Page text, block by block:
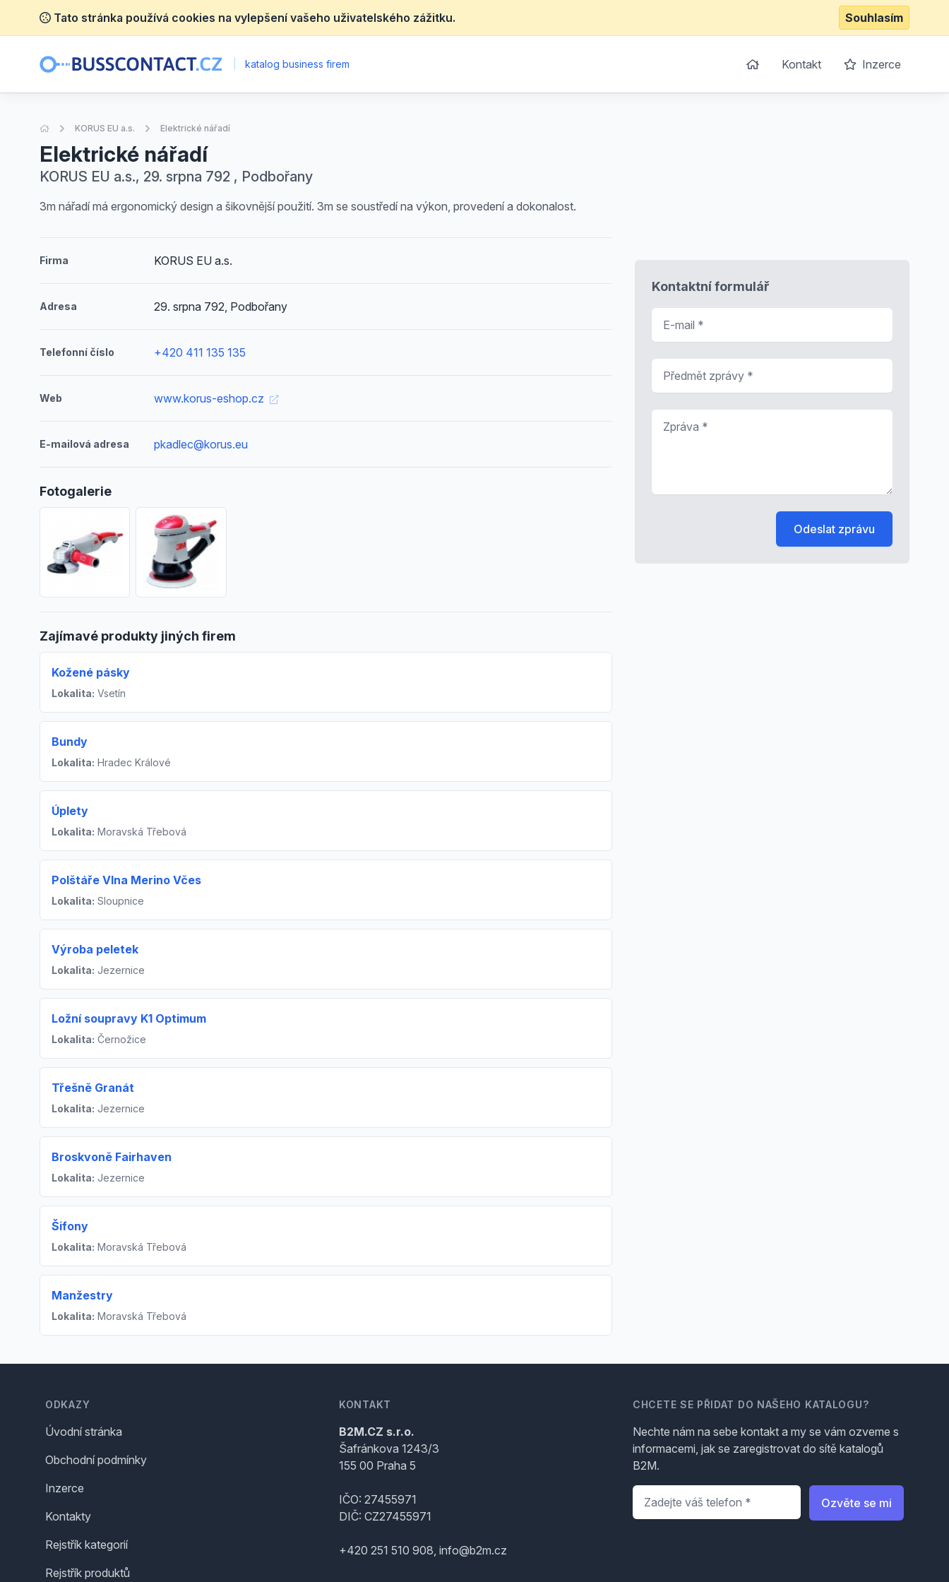
Tato stránka používá cookies na vylepšení vašeho uživatelského zážitku. Souhlasím
katalog business firem Kontakt Inzerce
Úvodní stránka
KORUS EU a.s. Elektrické nářadí
Elektrické nářadí
KORUS EU a.s., 29. srpna 792 , Podbořany
3m nářadí má ergonomický design a šikovnější použití. 3m se soustředí na výkon, provedení a dokonalost.
Firma KORUS EU a.s.
Adresa 29. srpna 792, Podbořany
Telefonní číslo +420 411 135 135
Web www.korus-eshop.cz
E-mailová adresa pkadlec@korus.eu
Fotogalerie
Zajímavé produkty jiných firem
Kožené pásky
Lokalita: Vsetín
Bundy
Lokalita: Hradec Králové
Úplety
Lokalita: Moravská Třebová
Polštáře Vlna Merino Včes
Lokalita: Sloupnice
Výroba peletek
Lokalita: Jezernice
Ložní soupravy K1 Optimum
Lokalita: Černožice
Třešně Granát
Lokalita: Jezernice
Broskvoně Fairhaven
Lokalita: Jezernice
Šifony
Lokalita: Moravská Třebová
Manžestry
Lokalita: Moravská Třebová
Kontaktní formulář
Odeslat zprávu
ODKAZY
Úvodní stránka
Obchodní podmínky
Inzerce
Kontakty
Rejstřík kategorií
Rejstřík produktů
KONTAKT
B2M.CZ s.r.o.
Šafránkova 1243/3
155 00 Praha 5
IČO: 27455971
DIČ: CZ27455971
+420 251 510 908, info@b2m.cz
CHCETE SE PŘIDAT DO NAŠEHO KATALOGU?
Nechte nám na sebe kontakt a my se vám ozveme s
informacemi, jak se zaregistrovat do sítě katalogů
B2M.
Telefon
Ozvěte se mi